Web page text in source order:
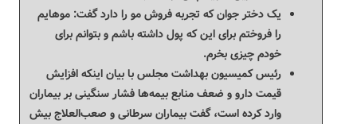
یک دختر جوان که تجربه فروش مو را دارد گفت: موهایم
را فروختم برای این که پول داشته باشم و بتوانم برای
خودم چیزی بخرم.
رئیس کمیسیون بهداشت مجلس با بیان اینکه افزایش
قیمت دارو و ضعف منابع بیمه‌ها فشار سنگینی بر بیماران
وارد کرده است، گفت بیماران سرطانی و صعب‌العلاج بیش